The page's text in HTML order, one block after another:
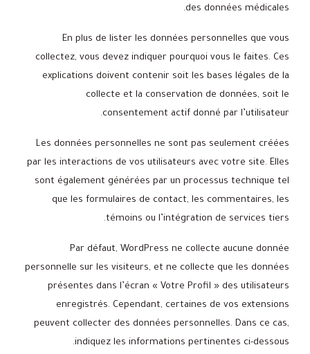
des données médicales.
En plus de lister les données personnelles que vous
collectez, vous devez indiquer pourquoi vous le faites. Ces
explications doivent contenir soit les bases légales de la
collecte et la conservation de données, soit le
consentement actif donné par l’utilisateur.
Les données personnelles ne sont pas seulement créées
par les interactions de vos utilisateurs avec votre site. Elles
sont également générées par un processus technique tel
que les formulaires de contact, les commentaires, les
témoins ou l’intégration de services tiers.
Par défaut, WordPress ne collecte aucune donnée
personnelle sur les visiteurs, et ne collecte que les données
présentes dans l’écran « Votre Profil » des utilisateurs
enregistrés. Cependant, certaines de vos extensions
peuvent collecter des données personnelles. Dans ce cas,
indiquez les informations pertinentes ci-dessous.